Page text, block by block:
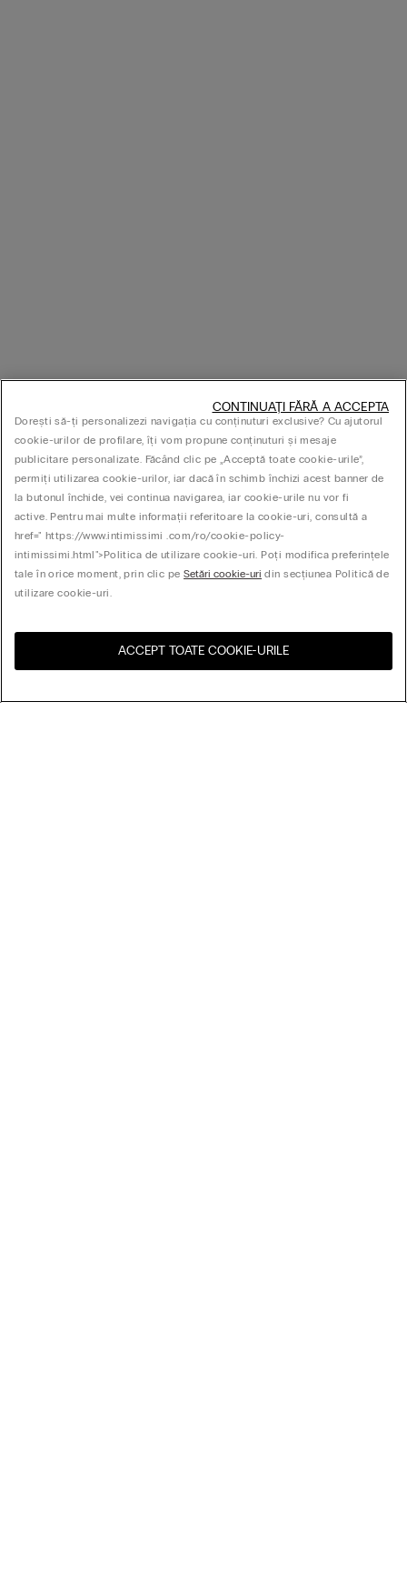
United States
Dorești să-ți personalizezi navigația cu conținuturi exclusive? Cu ajutorul
cookie-urilor de profilare, îți vom propune conținuturi și mesaje
publicitare personalizate. Făcând clic pe „Acceptă toate cookie-urile”,
permiți utilizarea cookie-urilor, iar dacă în schimb închizi acest banner de
la butonul închide, vei continua navigarea, iar cookie-urile nu vor fi
active. Pentru mai multe informații referitoare la cookie-uri, consultă a
href=" https://www.intimissimi .com/ro/cookie-policy-
intimissimi.html">Politica de utilizare cookie-uri. Poți modifica preferințele
tale în orice moment, prin clic peSetări cookie-uri din secțiunea Politică de
utilizare cookie-uri.
ACCEPT TOATE COOKIE-URILE
CONTINUAȚI FĂRĂ A ACCEPTA